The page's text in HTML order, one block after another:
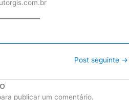
Post seguinte →
publicar um comentário.